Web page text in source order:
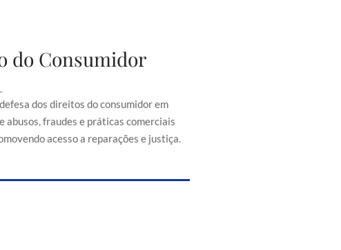
do Consumidor
dos direitos do consumidor em
abusos, fraudes e práticas comerciais
acesso a reparações e justiça.
do Consumidor
injustas, promovendo acesso a